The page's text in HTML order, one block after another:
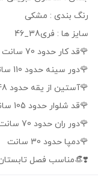
رنگ بندی : مشکی
سایز ها : فری38_46
🌹قد کار حدود 70 سانت
🌹دور سینه حدود 110 ساتت
🌹آستین از یقه حدود 48 سانت
🌹قد شلوار حدود 105 سانت
🌹دور ران حدود 70 سانت
🌹دمپا حدود 30 سانت
❣️👒مناسب فصل